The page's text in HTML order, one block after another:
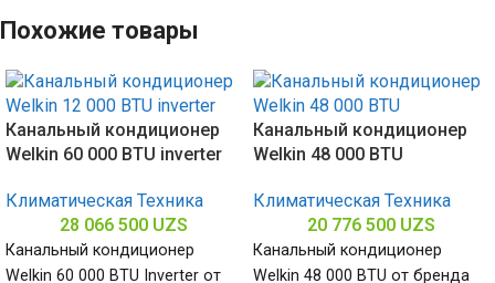
Похожие товары
Канальный кондиционер
Welkin 60 000 BTU inverter
Климатическая Техника
28 066 500 UZS
Канальный кондиционер
Welkin 60 000 BTU Inverter от
Канальный кондиционер
Welkin 48 000 BTU
Климатическая Техника
20 776 500 UZS
Канальный кондиционер
Welkin 48 000 BTU от бренда